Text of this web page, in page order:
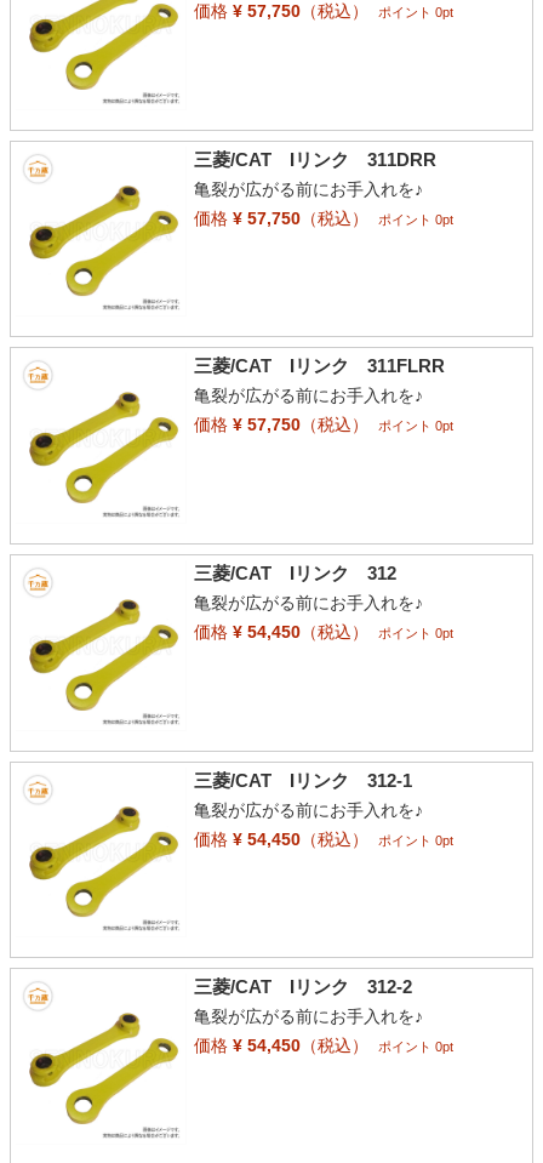
価格¥ 57,750（税込） ポイント 0pt
三菱/CAT Iリンク 311DRR
亀裂が広がる前にお手入れを♪
価格¥ 57,750（税込） ポイント 0pt
三菱/CAT Iリンク 311FLRR
亀裂が広がる前にお手入れを♪
価格¥ 57,750（税込） ポイント 0pt
三菱/CAT Iリンク 312
亀裂が広がる前にお手入れを♪
価格¥ 54,450（税込） ポイント 0pt
三菱/CAT Iリンク 312-1
亀裂が広がる前にお手入れを♪
価格¥ 54,450（税込） ポイント 0pt
三菱/CAT Iリンク 312-2
亀裂が広がる前にお手入れを♪
価格¥ 54,450（税込） ポイント 0pt